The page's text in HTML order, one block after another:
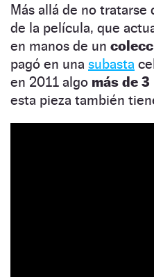
Más allá de no tratarse
de la película, que
en manos de un
pagó en una subasta
en 2011 algo más de
esta pieza también